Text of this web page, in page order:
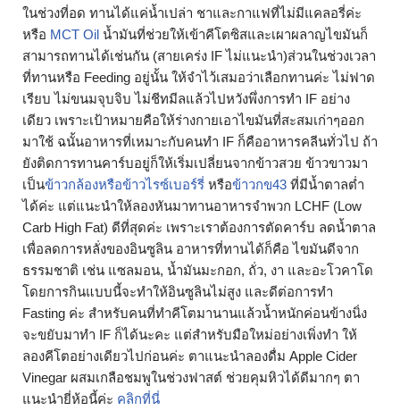
ในช่วงที่อด ทานได้แค่น้ำเปล่า ชาและกาแฟที่ไม่มีแคลอรี่ค่ะ
หรือ MCT Oil น้ำมันที่ช่วยให้เข้าคีโตซิสและเผาผลาญไขมันก็
สามารถทานได้เช่นกัน (สายเคร่ง IF ไม่แนะนำ)ส่วนในช่วงเวลา
ที่ทานหรือ Feeding อยู่นั้น ให้จำไว้เสมอว่าเลือกทานค่ะ ไม่ฟาด
เรียบ ไม่ขนมจุบจิบ ไม่ชีทมีลแล้วไปหวังพึ่งการทำ IF อย่าง
เดียว เพราะเป้าหมายคือให้ร่างกายเอาไขมันที่สะสมเก่าๆออก
มาใช้ ฉนั้นอาหารที่เหมาะกับคนทำ IF ก็คืออาหารคลีนทั่วไป ถ้า
ยังติดการทานคาร์บอยู่ก็ให้เริ่มเปลี่ยนจากข้าวสวย ข้าวขาวมา
เป็นข้าวกล้องหรือข้าวไรซ์เบอร์รี่ หรือข้าวกข43 ที่มีน้ำตาลต่ำ
ได้ค่ะ แต่แนะนำให้ลองหันมาทานอาหารจำพวก LCHF (Low
Carb High Fat) ดีที่สุดค่ะ เพราะเราต้องการตัดคาร์บ ลดน้ำตาล
เพื่อลดการหลั่งของอินซูลิน อาหารที่ทานได้ก็คือ ไขมันดีจาก
ธรรมชาติ เช่น แซลมอน, น้ำมันมะกอก, ถั่ว, งา และอะโวคาโด
โดยการกินแบบนี้จะทำให้อินซูลินไม่สูง และดีต่อการทำ
Fasting ค่ะ สำหรับคนที่ทำคีโตมานานแล้วน้ำหนักค่อนข้างนิ่ง
จะขยับมาทำ IF ก็ได้นะคะ แต่สำหรับมือใหม่อย่างเพิ่งทำ ให้
ลองคีโตอย่างเดียวไปก่อนค่ะ ตาแนะนำลองดื่ม Apple Cider
Vinegar ผสมเกลือชมพูในช่วงฟาสต์ ช่วยคุมหิวได้ดีมากๆ ตา
แนะนำยี่ห้อนี้ค่ะ คลิกที่นี่